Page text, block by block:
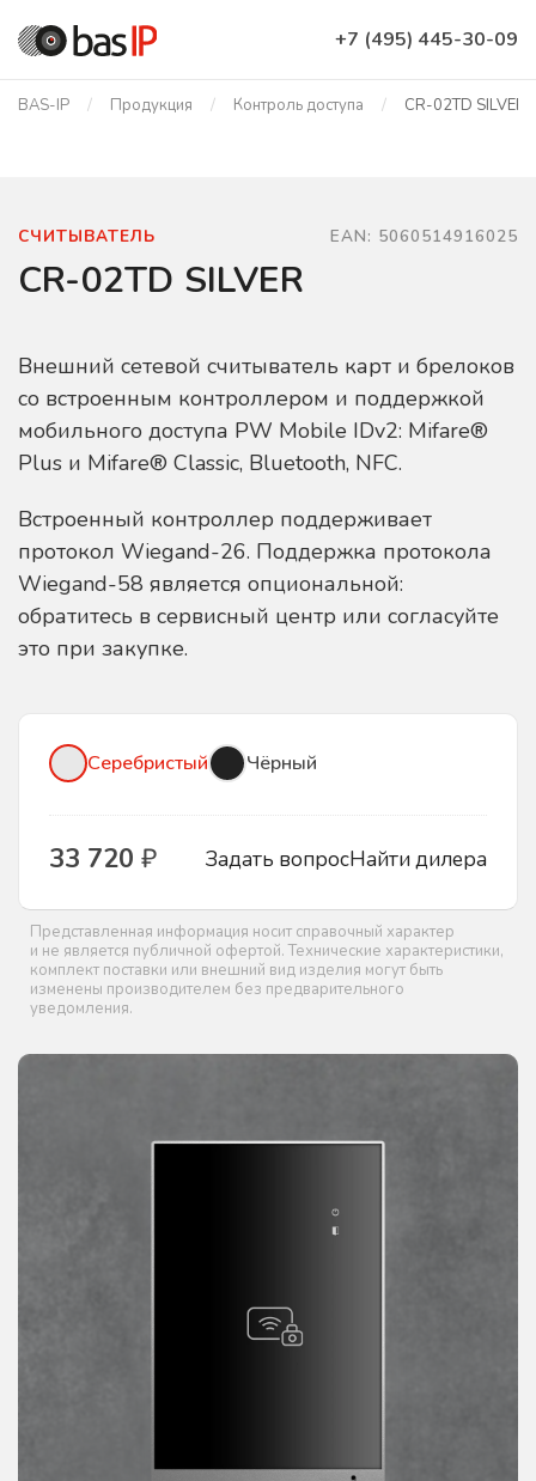
+7 (495) 445-30-09
BAS-IP Продукция Контроль доступа CR-02TD SILVER
СЧИТЫВАТЕЛЬ EAN: 5060514916025
CR-02TD SILVER
Внешний сетевой считыватель карт и брелоков
со встроенным контроллером и поддержкой
мобильного доступа PW Mobile IDv2: Mifare®
Plus и Mifare® Classic, Bluetooth, NFC.
Встроенный контроллер поддерживает
протокол Wiegand-26. Поддержка протокола
Wiegand-58 является опциональной:
обратитесь в сервисный центр или согласуйте
это при закупке.
Серебристый Чёрный
33 720 ₽ Задать вопросНайти дилера
Представленная информация носит справочный характер
и не является публичной офертой. Технические характеристики,
комплект поставки или внешний вид изделия могут быть
изменены производителем без предварительного
уведомления.